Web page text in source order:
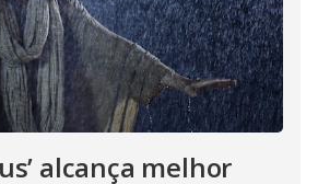
alcança melhor